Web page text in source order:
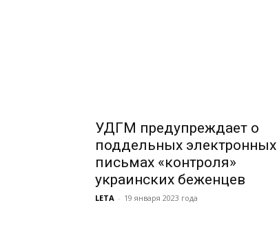
УДГМ предупреждает о
поддельных электронных
письмах «контроля»
украинских беженцев
LETA - 19 января 2023 года